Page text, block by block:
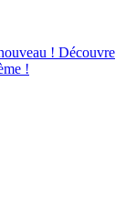
! Découvre
!